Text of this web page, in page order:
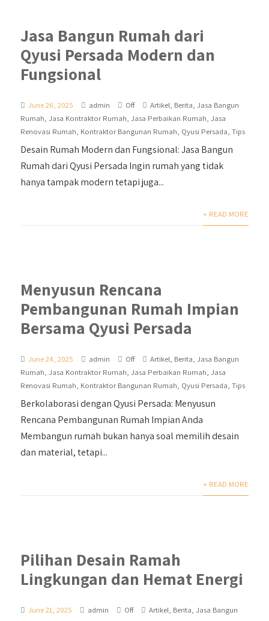
Jasa Bangun Rumah dari
Qyusi Persada Modern dan
Fungsional
June 26, 2025 admin Off Artikel, Berita,Jasa Bangun
Rumah,Jasa Kontraktor Rumah,Jasa Perbaikan Rumah,Jasa
Renovasi Rumah, Kontraktor Bangunan Rumah, Qyusi Persada,Tips
Desain Rumah Modern dan Fungsional: Jasa Bangun
Rumah dari Qyusi Persada Ingin rumah yang tidak
hanya tampak modern tetapi juga...
+ READ MORE
Menyusun Rencana
Pembangunan Rumah Impian
Bersama Qyusi Persada
June 24, 2025 admin Off Artikel, Berita,Jasa Bangun
Rumah,Jasa Kontraktor Rumah,Jasa Perbaikan Rumah,Jasa
Renovasi Rumah, Kontraktor Bangunan Rumah, Qyusi Persada,Tips
Berkolaborasi dengan Qyusi Persada: Menyusun
Rencana Pembangunan Rumah Impian Anda
Membangun rumah bukan hanya soal memilih desain
dan material, tetapi...
+ READ MORE
Pilihan Desain Ramah
Lingkungan dan Hemat Energi
June 21, 2025 admin Off Artikel, Berita,Jasa Bangun